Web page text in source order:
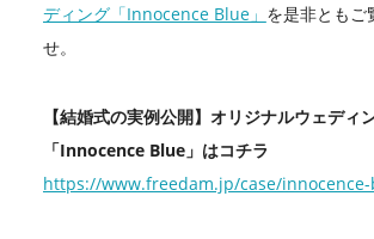
ディング「Innocence Blue」 を是非ともご
せ。
【結婚式の実例公開】オリジナルウェディ
「Innocence Blue」はコチラ
https://www.freedam.jp/case/